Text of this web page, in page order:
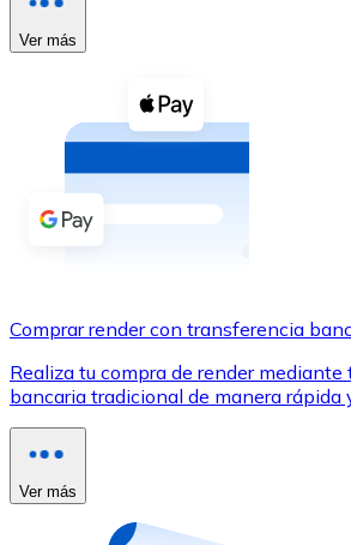
Ver todo
Compra criptomonedas con
Comprar con efectivo
Transferencia SEPA
Tarjeta de crédito / débito
Utiliza tarjetas Visa y Mastercard
Comprar con tarjeta
Ver más
Comprar render con transferencia
Realiza tu compra de render
bancaria tradicional de manera rápida
Ver más